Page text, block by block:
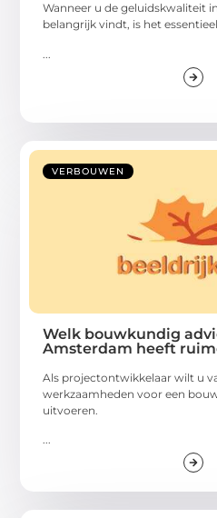
Wanneer u de geluidskwaliteit
belangrijk vindt, is het
VERBOUWEN
Welk bouwkundig
Amsterdam heeft
Als projectontwikkelaar wilt u
werkzaamheden voor een
uitvoeren.
...